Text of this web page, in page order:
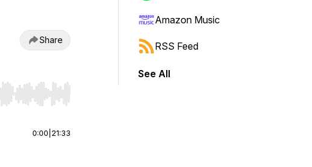
Share
start or end. Hold shift to jump forward or backward.
0:00 21:33
Amazon Music
RSS Feed
See All